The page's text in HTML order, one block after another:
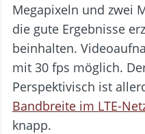
Megapixeln und zwei
die gute Ergebnisse
beinhalten.
mit 30 fps möglich.
Perspektivisch ist
Bandbreite im LTE-
knapp.